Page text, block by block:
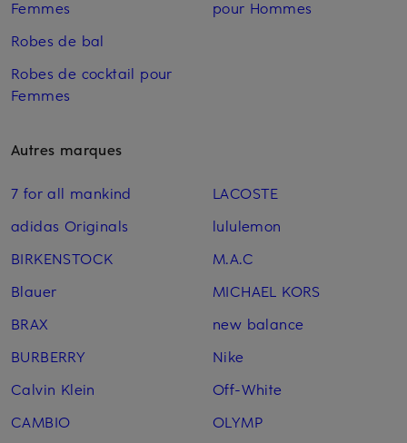
Femmes
Robes de bal
Robes de cocktail pour
Femmes
pour Hommes
Autres marques
7 for all mankind
adidas Originals
BIRKENSTOCK
Blauer
BRAX
BURBERRY
Calvin Klein
CAMBIO
LACOSTE
lululemon
M.A.C
MICHAEL KORS
new balance
Nike
Off-White
OLYMP